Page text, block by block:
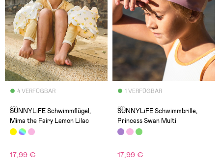
4 VERFÜGBAR
(0)
SUNNYLiFE Schwimmflügel,
Mima the Fairy Lemon Lilac
17,99 €
1 VERFÜGBAR
(0)
SUNNYLiFE Schwimmbrille,
Princess Swan Multi
17,99 €